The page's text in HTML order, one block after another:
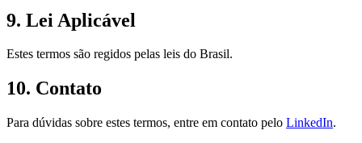
9. Lei Aplicável
Estes termos são regidos pelas leis do Brasil.
10. Contato
Para dúvidas sobre estes termos, entre em contato pelo LinkedIn.